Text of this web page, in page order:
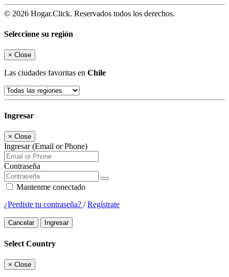
© 2026 Hogar.Click. Reservados todos los derechos.
Seleccione su región
× Close
Las ciudades favoritas en Chile
Ingresar
× Close
Ingresar (Email or Phone)
Contraseña
Mantenme conectado
¿Perdiste tu contraseña? /Regístrate
Cancelar Ingresar
Select Country
× Close